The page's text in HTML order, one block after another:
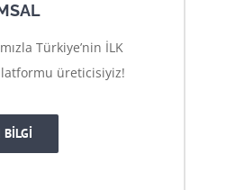
Türkiye’nin İLK
üreticisiyiz!
BİLGİ